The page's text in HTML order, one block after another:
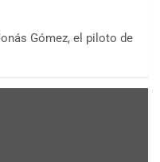
Gómez, el piloto de